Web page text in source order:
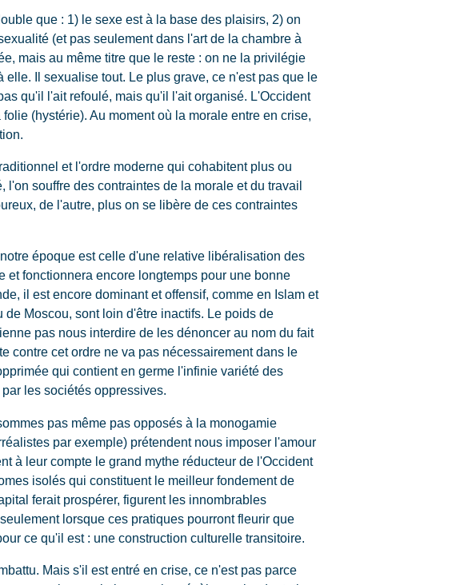
que : 1) le sexe est à la base des plaisirs, 2) on
(et pas seulement dans l'art de la chambre à
mais au même titre que le reste : on ne la privilégie
Il sexualise tout. Le plus grave, ce n'est pas que le
qu'il l'ait refoulé, mais qu'il l'ait organisé. L'Occident
(hystérie). Au moment où la morale entre en crise,
et l'ordre moderne qui cohabitent plus ou
souffre des contraintes de la morale et du travail
de l'autre, plus on se libère de ces contraintes
époque est celle d'une relative libéralisation des
fonctionnera encore longtemps pour une bonne
il est encore dominant et offensif, comme en Islam et
Moscou, sont loin d'être inactifs. Le poids de
pas nous interdire de les dénoncer au nom du fait
contre cet ordre ne va pas nécessairement dans le
qui contient en germe l'infinie variété des
les sociétés oppressives.
pas même pas opposés à la monogamie
par exemple) prétendent nous imposer l'amour
à leur compte le grand mythe réducteur de l'Occident
isolés qui constituent le meilleur fondement de
ferait prospérer, figurent les innombrables
lorsque ces pratiques pourront fleurir que
ce qu'il est : une construction culturelle transitoire.
Mais s'il est entré en crise, ce n'est pas parce